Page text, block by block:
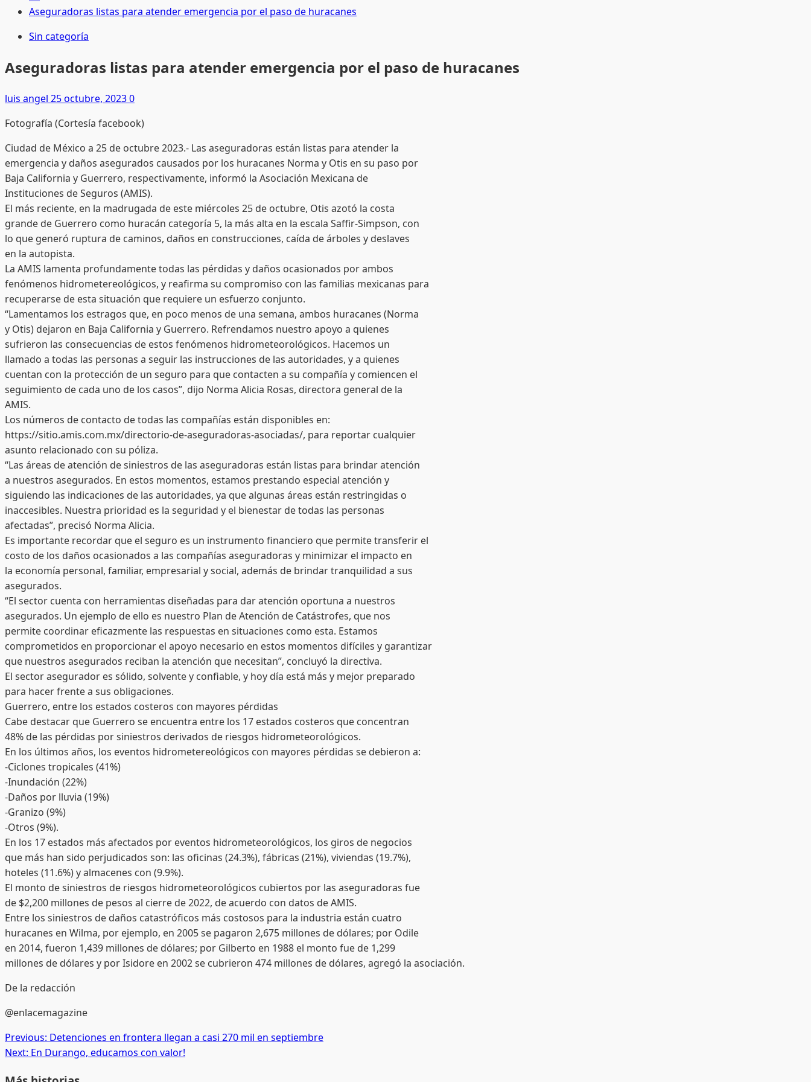
Aseguradoras listas para atender emergencia por el paso de huracanes
Sin categoría
Aseguradoras listas para atender emergencia por el paso de huracanes
luis angel 25 octubre, 20230
Fotografía (Cortesía facebook)
Ciudad de México a 25 de octubre 2023.- Las aseguradoras están listas para atender la
emergencia y daños asegurados causados por los huracanes Norma y Otis en su paso por
Baja California y Guerrero, respectivamente, informó la Asociación Mexicana de
Instituciones de Seguros (AMIS).
El más reciente, en la madrugada de este miércoles 25 de octubre, Otis azotó la costa
grande de Guerrero como huracán categoría 5, la más alta en la escala Saffir-Simpson, con
lo que generó ruptura de caminos, daños en construcciones, caída de árboles y deslaves
en la autopista.
La AMIS lamenta profundamente todas las pérdidas y daños ocasionados por ambos
fenómenos hidrometereológicos, y reafirma su compromiso con las familias mexicanas para
recuperarse de esta situación que requiere un esfuerzo conjunto.
“Lamentamos los estragos que, en poco menos de una semana, ambos huracanes (Norma
y Otis) dejaron en Baja California y Guerrero. Refrendamos nuestro apoyo a quienes
sufrieron las consecuencias de estos fenómenos hidrometeorológicos. Hacemos un
llamado a todas las personas a seguir las instrucciones de las autoridades, y a quienes
cuentan con la protección de un seguro para que contacten a su compañía y comiencen el
seguimiento de cada uno de los casos”, dijo Norma Alicia Rosas, directora general de la
AMIS.
Los números de contacto de todas las compañías están disponibles en:
https://sitio.amis.com.mx/directorio-de-aseguradoras-asociadas/, para reportar cualquier
asunto relacionado con su póliza.
“Las áreas de atención de siniestros de las aseguradoras están listas para brindar atención
a nuestros asegurados. En estos momentos, estamos prestando especial atención y
siguiendo las indicaciones de las autoridades, ya que algunas áreas están restringidas o
inaccesibles. Nuestra prioridad es la seguridad y el bienestar de todas las personas
afectadas”, precisó Norma Alicia.
Es importante recordar que el seguro es un instrumento financiero que permite transferir el
costo de los daños ocasionados a las compañías aseguradoras y minimizar el impacto en
la economía personal, familiar, empresarial y social, además de brindar tranquilidad a sus
asegurados.
“El sector cuenta con herramientas diseñadas para dar atención oportuna a nuestros
asegurados. Un ejemplo de ello es nuestro Plan de Atención de Catástrofes, que nos
permite coordinar eficazmente las respuestas en situaciones como esta. Estamos
comprometidos en proporcionar el apoyo necesario en estos momentos difíciles y garantizar
que nuestros asegurados reciban la atención que necesitan”, concluyó la directiva.
El sector asegurador es sólido, solvente y confiable, y hoy día está más y mejor preparado
para hacer frente a sus obligaciones.
Guerrero, entre los estados costeros con mayores pérdidas
Cabe destacar que Guerrero se encuentra entre los 17 estados costeros que concentran
48% de las pérdidas por siniestros derivados de riesgos hidrometeorológicos.
En los últimos años, los eventos hidrometereológicos con mayores pérdidas se debieron a:
-Ciclones tropicales (41%)
-Inundación (22%)
-Daños por lluvia (19%)
-Granizo (9%)
-Otros (9%).
En los 17 estados más afectados por eventos hidrometeorológicos, los giros de negocios
que más han sido perjudicados son: las oficinas (24.3%), fábricas (21%), viviendas (19.7%),
hoteles (11.6%) y almacenes con (9.9%).
El monto de siniestros de riesgos hidrometeorológicos cubiertos por las aseguradoras fue
de $2,200 millones de pesos al cierre de 2022, de acuerdo con datos de AMIS.
Entre los siniestros de daños catastróficos más costosos para la industria están cuatro
huracanes en Wilma, por ejemplo, en 2005 se pagaron 2,675 millones de dólares; por Odile
en 2014, fueron 1,439 millones de dólares; por Gilberto en 1988 el monto fue de 1,299
millones de dólares y por Isidore en 2002 se cubrieron 474 millones de dólares, agregó la asociación.
De la redacción
@enlacemagazine
Post
navigation
Previous: Detenciones en frontera llegan a casi 270 mil en septiembre
Next: En Durango, educamos con valor!